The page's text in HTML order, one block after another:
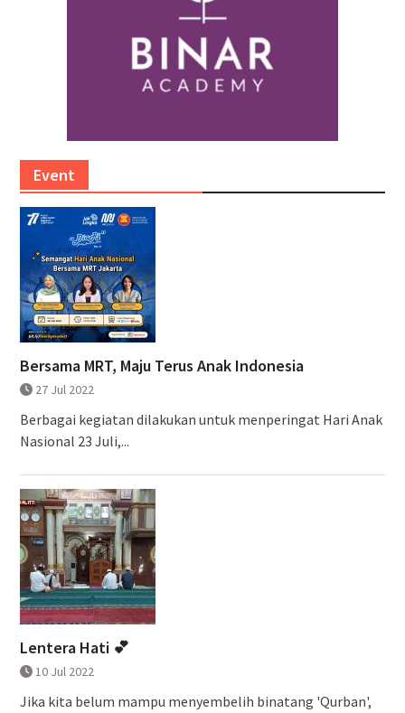
Event
Bersama MRT, Maju Terus Anak Indonesia
27 Jul 2022
Berbagai kegiatan dilakukan untuk menperingat Hari Anak
Nasional 23 Juli,...
Lentera Hati 💕
10 Jul 2022
Jika kita belum mampu menyembelih binatang 'Qurban',